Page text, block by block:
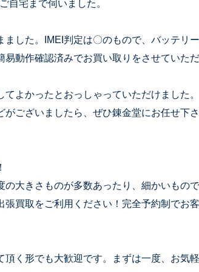
自宅まで伺いました。
した。IMEI判定は〇のもので、バッテリ
動作確認済みでお買い取りをさせていただ
よかったとおっしゃっていただけました。
ございましたら、ぜひ錬金堂にお任せ下さ
大きさものが多数あったり、細かいもの
買取をご利用ください！完全予約制でお
く形でも大歓迎です。まずは一度、お気